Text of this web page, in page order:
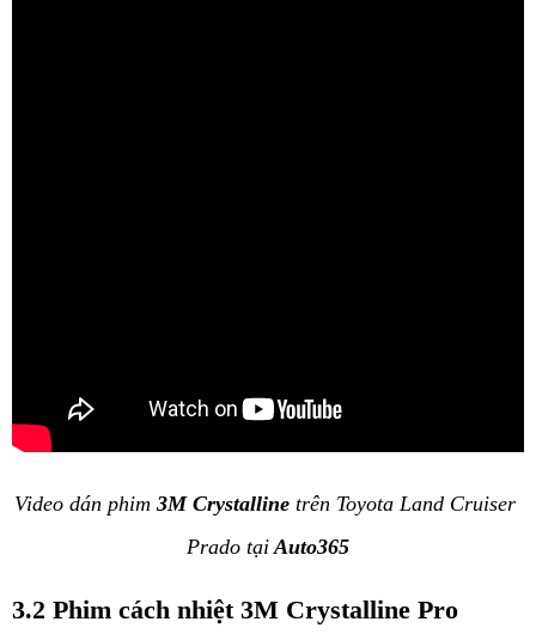
Video dán phim 3M Crystalline trên Toyota Land Cruiser
Prado tại Auto365
3.2 Phim cách nhiệt 3M Crystalline Pro